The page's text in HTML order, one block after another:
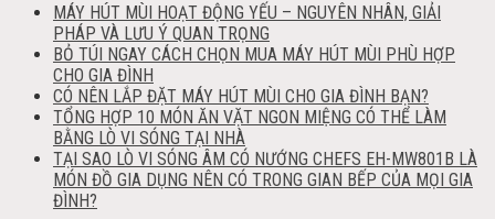
MÁY HÚT MÙI HOẠT ĐỘNG YẾU – NGUYÊN NHÂN, GIẢI
PHÁP VÀ LƯU Ý QUAN TRỌNG
BỎ TÚI NGAY CÁCH CHỌN MUA MÁY HÚT MÙI PHÙ HỢP
CHO GIA ĐÌNH
CÓ NÊN LẮP ĐẶT MÁY HÚT MÙI CHO GIA ĐÌNH BẠN?
TỔNG HỢP 10 MÓN ĂN VẶT NGON MIỆNG CÓ THỂ LÀM
BẰNG LÒ VI SÓNG TẠI NHÀ
TẠI SAO LÒ VI SÓNG ÂM CÓ NƯỚNG CHEFS EH-MW801B LÀ
MÓN ĐỒ GIA DỤNG NÊN CÓ TRONG GIAN BẾP CỦA MỌI GIA
ĐÌNH?